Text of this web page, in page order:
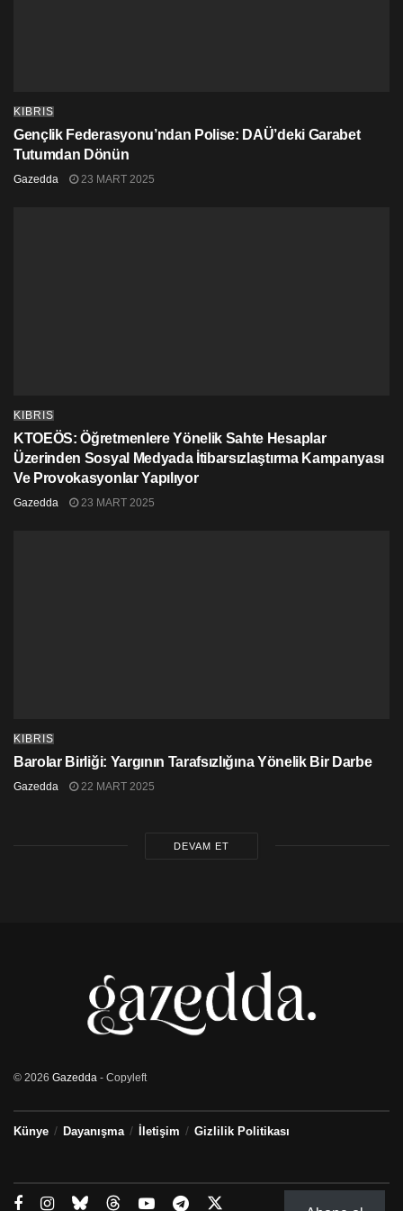
KIBRIS
Gençlik Federasyonu’ndan Polise: DAÜ’deki Garabet
Tutumdan Dönün
Gazedda 23 MART 2025
KIBRIS
KTOEÖS: Öğretmenlere Yönelik Sahte Hesaplar
Üzerinden Sosyal Medyada İtibarsızlaştırma Kampanyası
Ve Provokasyonlar Yapılıyor
Gazedda 23 MART 2025
KIBRIS
Barolar Birliği: Yargının Tarafsızlığına Yönelik Bir Darbe
Gazedda 22 MART 2025
DEVAM ET
© 2026 Gazedda - Copyleft
Künye Dayanışma İletişim Gizlilik Politikası